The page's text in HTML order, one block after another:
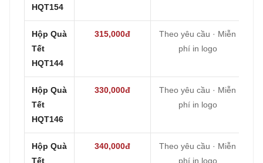
HQT154
Hộp Quà
Tết
HQT144
315,000đ
Theo yêu cầu · Miễn
phí in logo
Hộp Quà
Tết
HQT146
330,000đ
Theo yêu cầu · Miễn
phí in logo
Hộp Quà
Tết
340,000đ
Theo yêu cầu · Miễn
phí in logo